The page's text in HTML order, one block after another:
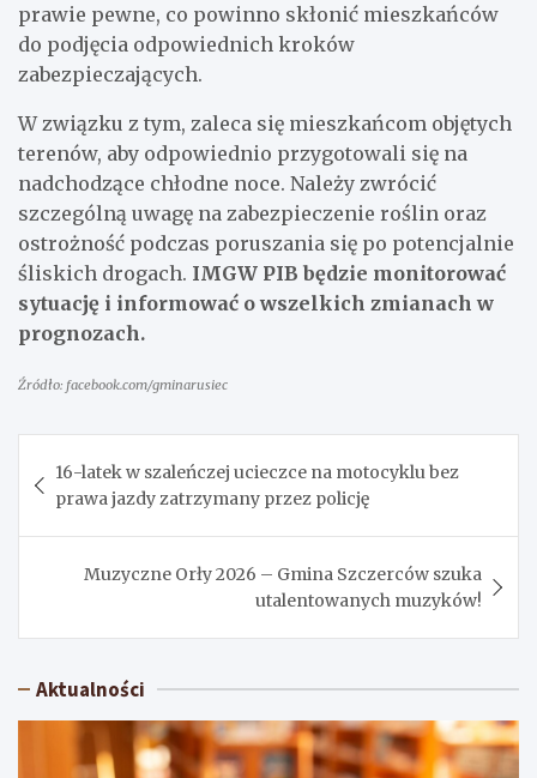
prawie pewne, co powinno skłonić mieszkańców
do podjęcia odpowiednich kroków
zabezpieczających.
W związku z tym, zaleca się mieszkańcom objętych
terenów, aby odpowiednio przygotowali się na
nadchodzące chłodne noce. Należy zwrócić
szczególną uwagę na zabezpieczenie roślin oraz
ostrożność podczas poruszania się po potencjalnie
śliskich drogach. IMGW PIB będzie monitorować
sytuację i informować o wszelkich zmianach w
prognozach.
Źródło: facebook.com/gminarusiec
wpisu
16-latek w szaleńczej ucieczce na motocyklu bez
prawa jazdy zatrzymany przez policję
Muzyczne Orły 2026 – Gmina Szczerców szuka
utalentowanych muzyków!
Aktualności